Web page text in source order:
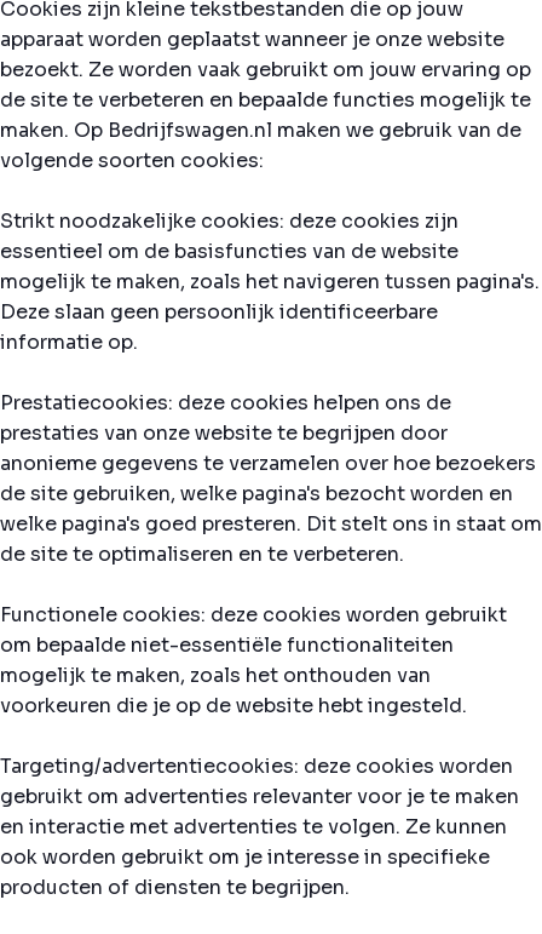
Cookies zijn kleine tekstbestanden die op jouw
apparaat worden geplaatst wanneer je onze website
bezoekt. Ze worden vaak gebruikt om jouw ervaring op
de site te verbeteren en bepaalde functies mogelijk te
maken. Op Bedrijfswagen.nl maken we gebruik van de
volgende soorten cookies:
Strikt noodzakelijke cookies: deze cookies zijn
essentieel om de basisfuncties van de website
mogelijk te maken, zoals het navigeren tussen pagina's.
Deze slaan geen persoonlijk identificeerbare
informatie op.
Prestatiecookies: deze cookies helpen ons de
prestaties van onze website te begrijpen door
anonieme gegevens te verzamelen over hoe bezoekers
de site gebruiken, welke pagina's bezocht worden en
welke pagina's goed presteren. Dit stelt ons in staat om
de site te optimaliseren en te verbeteren.
Functionele cookies: deze cookies worden gebruikt
om bepaalde niet-essentiële functionaliteiten
mogelijk te maken, zoals het onthouden van
voorkeuren die je op de website hebt ingesteld.
Targeting/advertentiecookies: deze cookies worden
gebruikt om advertenties relevanter voor je te maken
en interactie met advertenties te volgen. Ze kunnen
ook worden gebruikt om je interesse in specifieke
producten of diensten te begrijpen.